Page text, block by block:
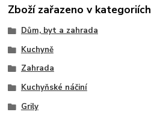
Zboží zařazeno v kategoriích
Dům, byt a zahrada
Kuchyně
Zahrada
Kuchyňské náčiní
Grily